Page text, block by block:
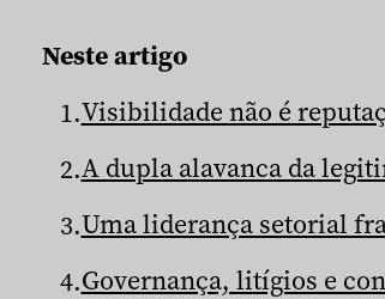
Neste artigo
Visibilidade não é
A dupla alavanca da
Uma liderança setorial
Governança, litígios e